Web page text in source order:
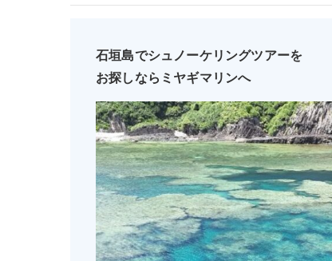
石垣島でシュノーケリングツアーを
お探しならミヤギマリンへ